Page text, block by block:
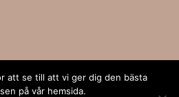
att se till att vi ger dig den bästa
på vår hemsida.